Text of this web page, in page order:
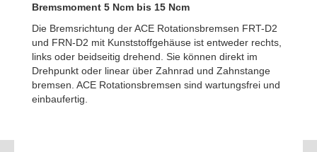
Bremsmoment 5 Ncm bis 15 Ncm
Die Bremsrichtung der ACE Rotationsbremsen FRT-D2
und FRN-D2 mit Kunststoffgehäuse ist entweder rechts,
links oder beidseitig drehend. Sie können direkt im
Drehpunkt oder linear über Zahnrad und Zahnstange
bremsen. ACE Rotationsbremsen sind wartungsfrei und
einbaufertig.